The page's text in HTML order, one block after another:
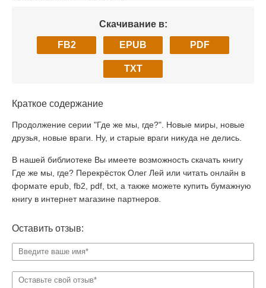
Скачивание в:
FB2 EPUB PDF
TXT
Краткое содержание
Продолжение серии "Где же мы, где?". Новые миры, новые
друзья, новые враги. Ну, и старые враги никуда не делись.
В нашей библиотеке Вы имеете возможность скачать книгу
Где же мы, где? Перекрёсток Олег Лей или читать онлайн в
формате epub, fb2, pdf, txt, а также можете купить бумажную
книгу в интернет магазине партнеров.
Оставить отзыв: